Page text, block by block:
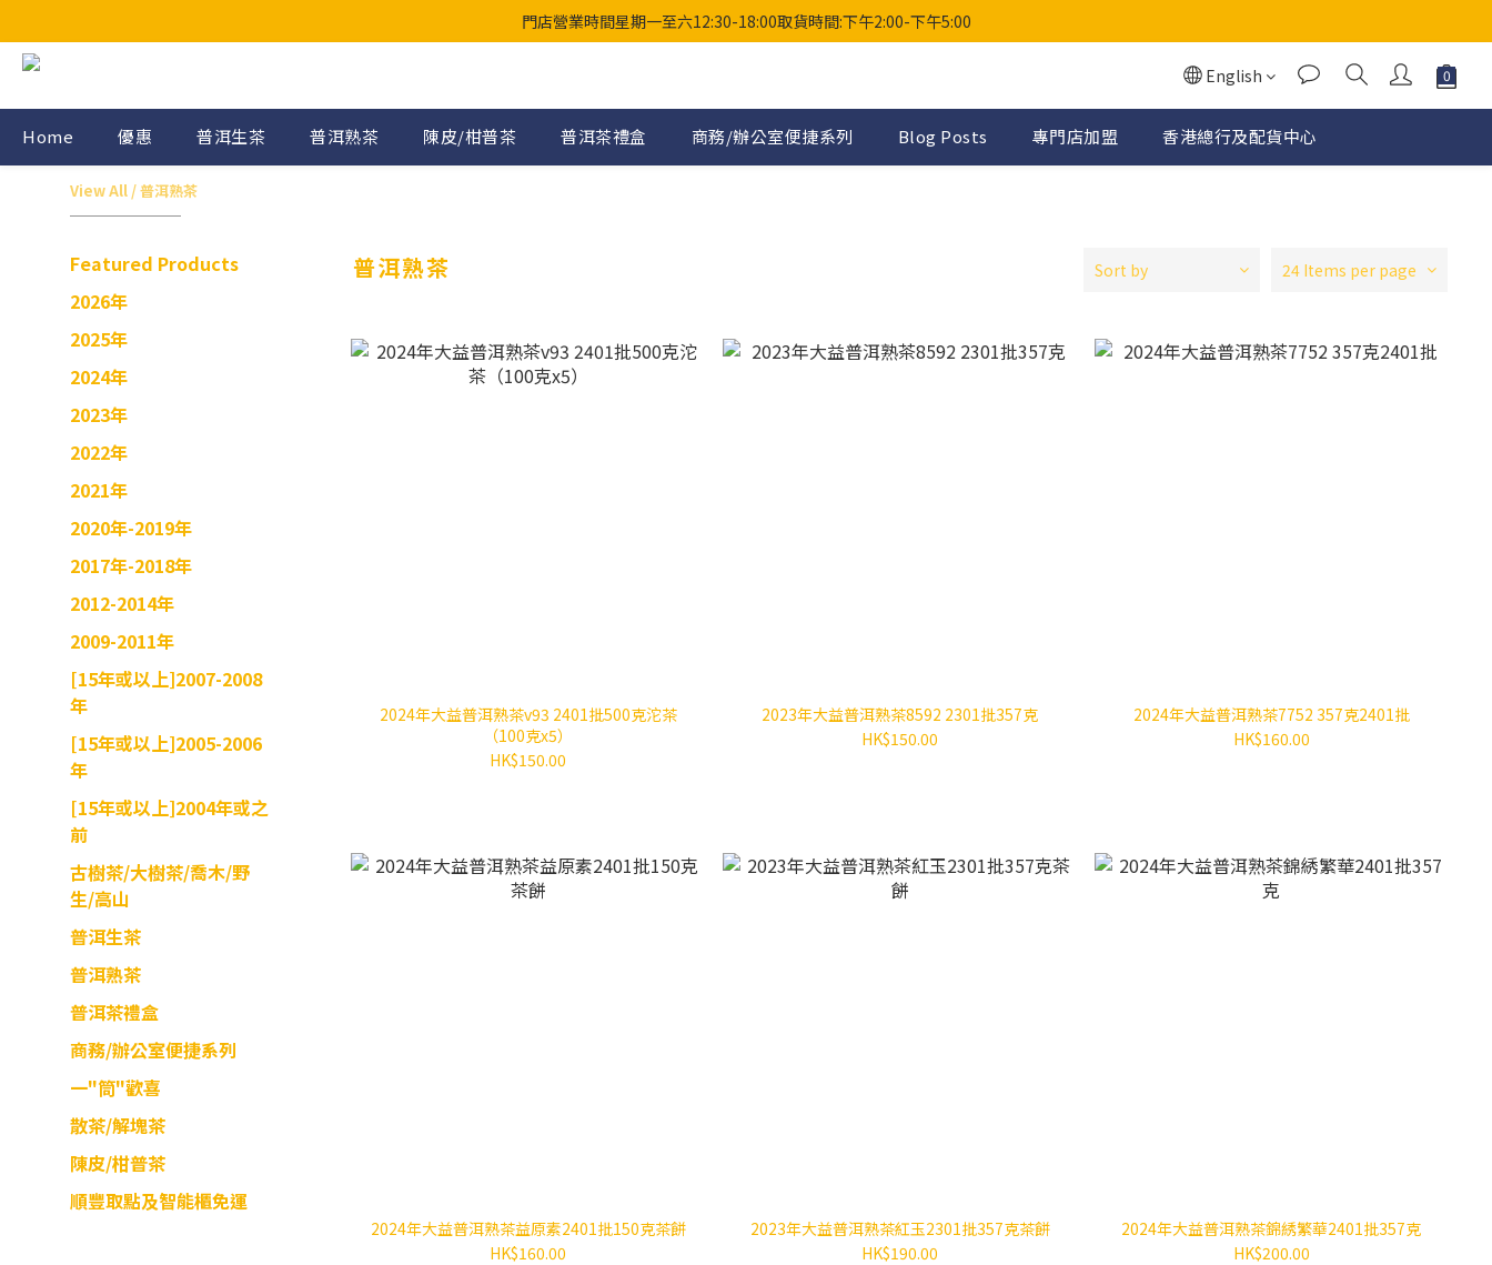
門店營業時間星期一至六12:30-18:00取貨時間:下午2:00-下午5:00
English
Home 優惠 普洱生茶 普洱熟茶 陳皮/柑普茶 普洱茶禮盒 商務/辦公室便捷系列 Blog Posts 專門店加盟 香港總行及配貨中心
View All /普洱熟茶
Featured Products
2026年
2025年
2024年
2023年
2022年
2021年
2020年-2019年
2017年-2018年
2012-2014年
2009-2011年
[15年或以上]2007-2008
年
[15年或以上]2005-2006
年
[15年或以上]2004年或之
前
古樹茶/大樹茶/喬木/野
生/高山
普洱生茶
普洱熟茶
普洱茶禮盒
商務/辦公室便捷系列
一"筒"歡喜
散茶/解塊茶
陳皮/柑普茶
順豐取點及智能櫃免運
普洱熟茶 Sort by 24 Items per page
2024年大益普洱熟茶v93 2401批500克沱茶
（100克x5）
HK$150.00
2023年大益普洱熟茶8592 2301批357克
HK$150.00
2024年大益普洱熟茶7752 357克2401批
HK$160.00
2024年大益普洱熟茶益原素2401批150克茶餅
HK$160.00
2023年大益普洱熟茶紅玉2301批357克茶餅
HK$190.00
2024年大益普洱熟茶錦綉繁華2401批357克
HK$200.00